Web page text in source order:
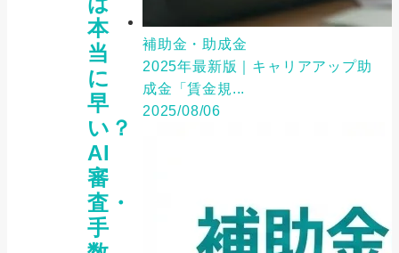
本
当
に
早
い？
AI
審
査・
手
補助金・助成金
2025年最新版｜キャリアアップ助
成金「賃金規...
2025/08/06